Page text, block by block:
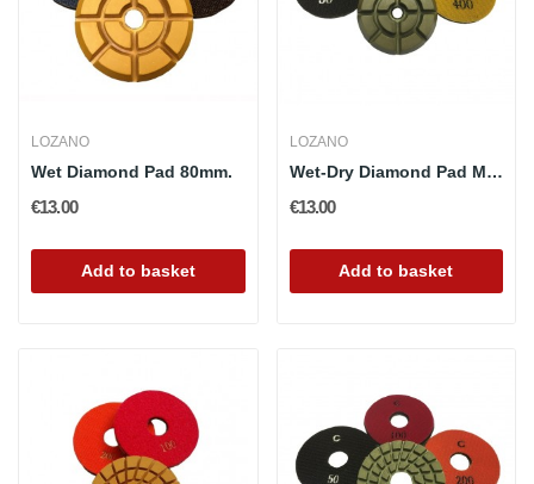
LOZANO
Wet Diamond Pad 80mm.
€13.00
Add to basket
LOZANO
Wet-Dry Diamond Pad MB 80mm.
€13.00
Add to basket